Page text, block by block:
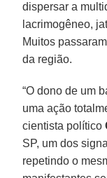
dispersar a
lacrimogêneo,
Muitos
da região.
“O dono de um
uma ação
cientista político
SP, um dos
repetindo o